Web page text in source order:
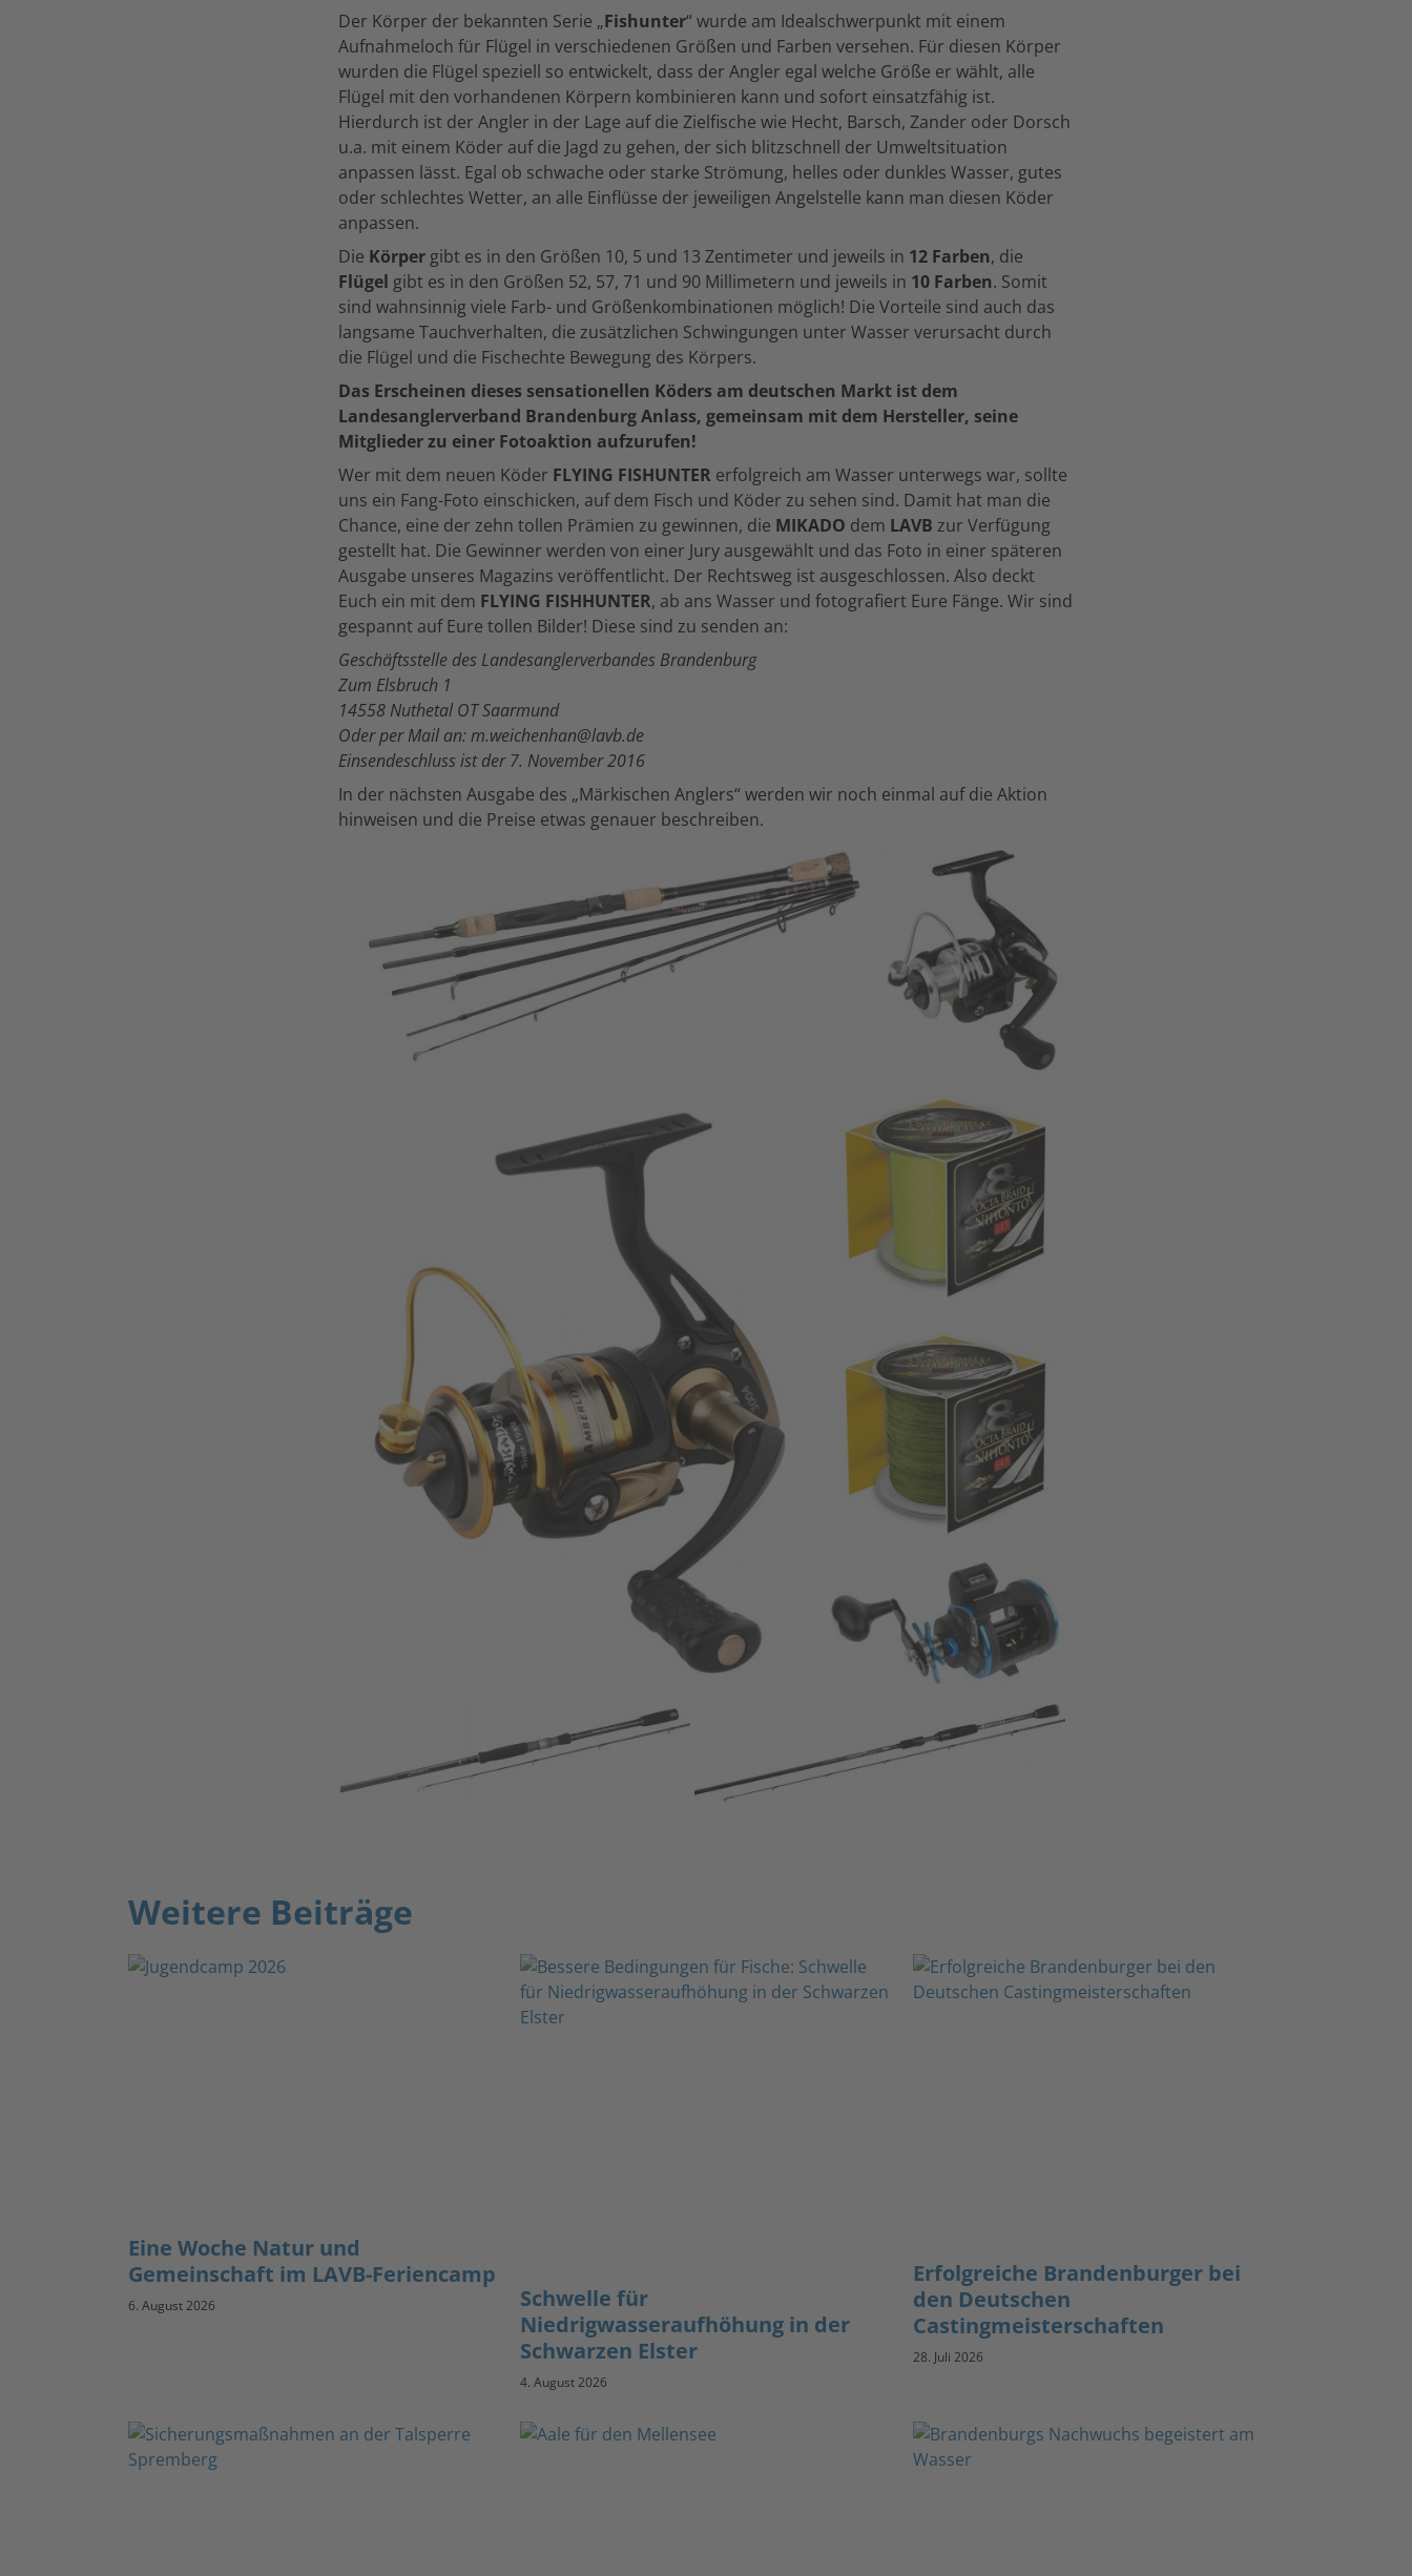
Der Körper der bekannten Serie „Fishunter“ wurde am Idealschwerpunkt mit einem
Aufnahmeloch für Flügel in verschiedenen Größen und Farben versehen. Für diesen Körper
wurden die Flügel speziell so entwickelt, dass der Angler egal welche Größe er wählt, alle
Flügel mit den vorhandenen Körpern kombinieren kann und sofort einsatzfähig ist.
Hierdurch ist der Angler in der Lage auf die Zielfische wie Hecht, Barsch, Zander oder Dorsch
u.a. mit einem Köder auf die Jagd zu gehen, der sich blitzschnell der Umweltsituation
anpassen lässt. Egal ob schwache oder starke Strömung, helles oder dunkles Wasser, gutes
oder schlechtes Wetter, an alle Einflüsse der jeweiligen Angelstelle kann man diesen Köder
anpassen.
Die Körper gibt es in den Größen 10, 5 und 13 Zentimeter und jeweils in 12 Farben, die
Flügel gibt es in den Größen 52, 57, 71 und 90 Millimetern und jeweils in 10 Farben. Somit
sind wahnsinnig viele Farb- und Größenkombinationen möglich! Die Vorteile sind auch das
langsame Tauchverhalten, die zusätzlichen Schwingungen unter Wasser verursacht durch
die Flügel und die Fischechte Bewegung des Körpers.
Das Erscheinen dieses sensationellen Köders am deutschen Markt ist dem
Landesanglerverband Brandenburg Anlass, gemeinsam mit dem Hersteller, seine
Mitglieder zu einer Fotoaktion aufzurufen!
Wer mit dem neuen Köder FLYING FISHUNTER erfolgreich am Wasser unterwegs war, sollte
uns ein Fang-Foto einschicken, auf dem Fisch und Köder zu sehen sind. Damit hat man die
Chance, eine der zehn tollen Prämien zu gewinnen, die MIKADO dem LAVB zur Verfügung
gestellt hat. Die Gewinner werden von einer Jury ausgewählt und das Foto in einer späteren
Ausgabe unseres Magazins veröffentlicht. Der Rechtsweg ist ausgeschlossen. Also deckt
Euch ein mit dem FLYING FISHHUNTER, ab ans Wasser und fotografiert Eure Fänge. Wir sind
gespannt auf Eure tollen Bilder! Diese sind zu senden an:
Geschäftsstelle des Landesanglerverbandes Brandenburg
Zum Elsbruch 1
14558 Nuthetal OT Saarmund
Oder per Mail an: m.weichenhan@lavb.de
Einsendeschluss ist der 7. November 2016
In der nächsten Ausgabe des „Märkischen Anglers“ werden wir noch einmal auf die Aktion
hinweisen und die Preise etwas genauer beschreiben.
Weitere Beiträge
Eine Woche Natur und
Gemeinschaft im LAVB-Feriencamp
6. August 2026
Schwelle für
Niedrigwasseraufhöhung in der
Schwarzen Elster
4. August 2026
Erfolgreiche Brandenburger bei
den Deutschen
Castingmeisterschaften
28. Juli 2026